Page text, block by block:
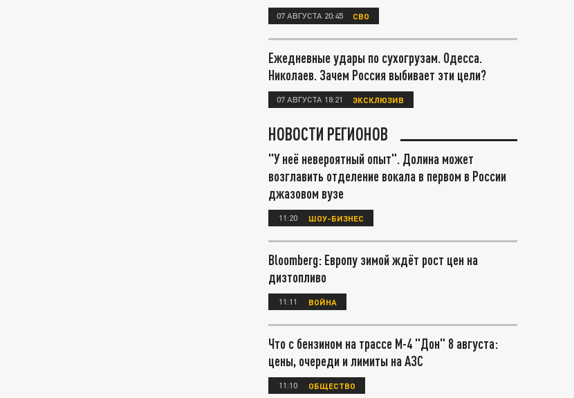
07 АВГУСТА 20:45 СВО
Ежедневные удары по сухогрузам. Одесса.
Николаев. Зачем Россия выбивает эти цели?
07 АВГУСТА 18:21 ЭКСКЛЮЗИВ
НОВОСТИ РЕГИОНОВ
"У неё невероятный опыт". Долина может
возглавить отделение вокала в первом в России
джазовом вузе
11:20 ШОУ-БИЗНЕС
Bloomberg: Европу зимой ждёт рост цен на
дизтопливо
11:11 ВОЙНА
Что с бензином на трассе М-4 "Дон" 8 августа:
цены, очереди и лимиты на АЗС
11:10 ОБЩЕСТВО